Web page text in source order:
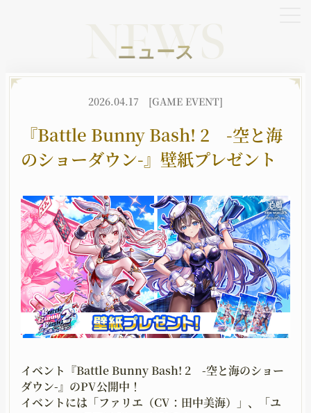
HOME NEWS
BATTLE
バトル
CHARACTER
キャラクター
JOB
職種
WORLD
世界観
UPGRADING GOODS
MOVIE
ムービー 二次創作ガイドライン
X YouTube TikTok
NEWS
ニュース
2026.04.17 [GAME EVENT]
『Battle Bunny Bash! 2 -空と海
のショーダウン-』壁紙プレゼント
イベント『Battle Bunny Bash! 2 -空と海のショー
ダウン-』のPV公開中！
イベントには「ファリエ（CV：田中美海）」、「ユ